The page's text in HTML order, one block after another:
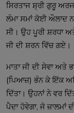
ਸਿਰਤਾਜ ਸ਼੍ਰੀ ਗੁਰੂ
ਲੰਮਾ ਸਮਾਂ ਕੋਈ ਔਲਾਦ
ਸੀ। ਉਹ ਪੂਰੀ ਸ਼ਰਧਾ
ਜੀ ਦੀ ਸ਼ਰਨ ਵਿੱਚ ਗਏ।
ਮਾਤਾ ਜੀ ਦੀ ਸੇਵਾ ਅਤੇ
(ਪਿਆਜ਼) ਭੰਨ ਕੇ ਇੱਕ
ਦਿੱਤਾ। ਉਹਨਾਂ ਨੇ ਵਰ
ਪੈਦਾ ਹੋਵੇਗਾ, ਜੋ